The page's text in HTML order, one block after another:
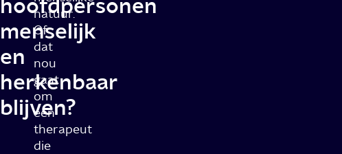
hoofdpersonen
menselijk
en
herkenbaar
blijven?
natuur.
Of
dat
nou
gaat
om
een
therapeut
die